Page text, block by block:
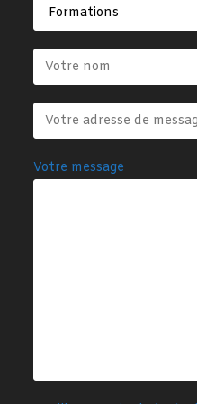
Votre message